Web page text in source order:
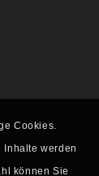
Cookies.
Inhalte werden
können Sie